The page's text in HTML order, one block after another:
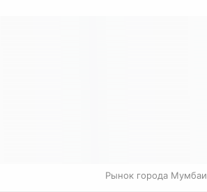
Рынок города Мумбаи